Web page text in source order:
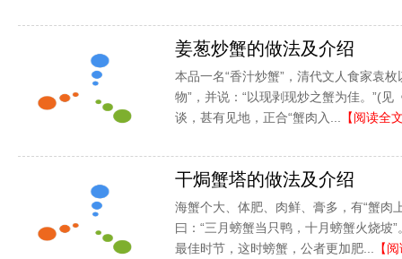
姜葱炒蟹的做法及介绍
本品一名“香汁炒蟹”，清代文人食家袁
物”，并说：“以现剥现炒之蟹为佳。”(
谈，甚有见地，正合“蟹肉入...
【阅读全
干焗蟹塔的做法及介绍
海蟹个大、体肥、肉鲜、膏多，有“蟹肉
曰：“三月螃蟹当只鸭，十月螃蟹火烧坡
最佳时节，这时螃蟹，公者更加肥...
【